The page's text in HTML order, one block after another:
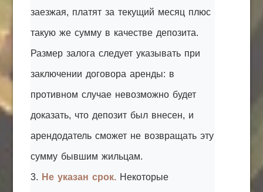
заезжая, платят за текущий месяц плюс
такую же сумму в качестве депозита.
Размер залога следует указывать при
заключении договора аренды: в
противном случае невозможно будет
доказать, что депозит был внесен, и
арендодатель сможет не возвращать эту
сумму бывшим жильцам.
3. Не указан срок. Некоторые